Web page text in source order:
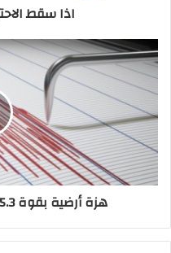
اذا سقط
هزة أرضية بقوة 5.3 درجات بإقليم الحسيمة